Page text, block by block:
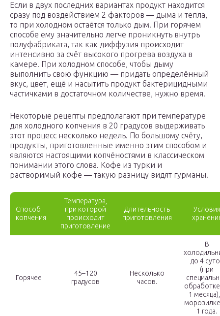
Если в двух последних вариантах продукт находится
сразу под воздействием 2 факторов — дыма и тепла,
то при холодном остаётся только дым. При горячем
способе ему значительно легче проникнуть внутрь
полуфабриката, так как диффузия происходит
интенсивно за счёт высокого прогрева воздуха в
камере. При холодном способе, чтобы дыму
выполнить свою функцию — придать определённый
вкус, цвет, ещё и насытить продукт бактерицидными
частичками в достаточном количестве, нужно время.
Некоторые рецепты предполагают при температуре
для холодного копчения в 20 градусов выдерживать
этот процесс несколько недель. По большому счёту,
продукты, приготовленные именно этим способом и
являются настоящими копчёностями в классическом
понимании этого слова. Кофе из турки и
растворимый кофе — такую разницу видят гурманы.
Способ
копчения
Температура,
при которой
происходит
приготовление
Длительность
приготовления
Условия
Горячее
45–120
градусов
Несколько
часов.
В
до 4
(при
1
1 года.